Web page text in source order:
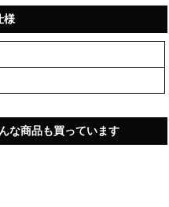
様
な商品も買っています